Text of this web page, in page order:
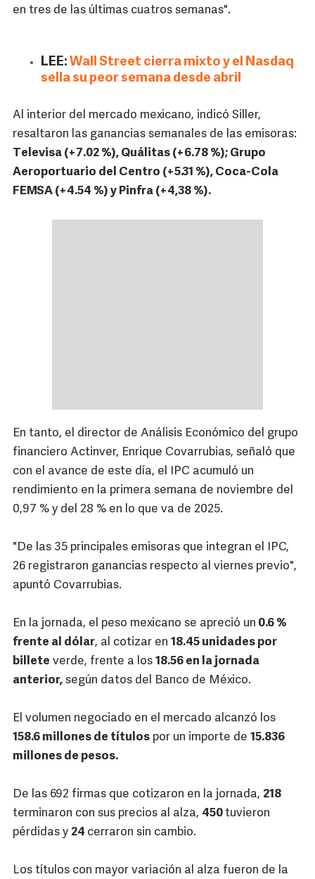
en tres de las últimas cuatros semanas".
LEE: Wall Street cierra mixto y el Nasdaq
sella su peor semana desde abril
Al interior del mercado mexicano, indicó Siller,
resaltaron las ganancias semanales de las emisoras:
Televisa (+7.02 %), Quálitas (+6.78 %); Grupo
Aeroportuario del Centro (+5.31 %), Coca-Cola
FEMSA (+4.54 %) y Pinfra (+4,38 %).
En tanto, el director de Análisis Económico del grupo
financiero Actinver, Enrique Covarrubias, señaló que
con el avance de este día, el IPC acumuló un
rendimiento en la primera semana de noviembre del
0,97 % y del 28 % en lo que va de 2025.
"De las 35 principales emisoras que integran el IPC,
26 registraron ganancias respecto al viernes previo",
apuntó Covarrubias.
En la jornada, el peso mexicano se apreció un 0.6 %
frente al dólar, al cotizar en 18.45 unidades por
billete verde, frente a los 18.56 en la jornada
anterior, según datos del Banco de México.
El volumen negociado en el mercado alcanzó los
158.6 millones de títulos por un importe de 15.836
millones de pesos.
De las 692 firmas que cotizaron en la jornada, 218
terminaron con sus precios al alza, 450 tuvieron
pérdidas y 24 cerraron sin cambio.
Los títulos con mayor variación al alza fueron de la